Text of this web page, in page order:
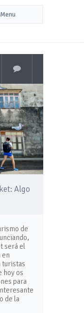
Algo
de
será el
en
turistas
hoy os
para
de la